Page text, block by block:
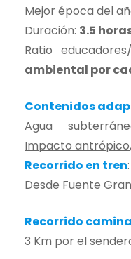
Mejor época del
Duración: 3.5
Ratio
ambiental por
Contenidos
Agua
Impacto antrópico
Recorrido en tren:
Desde Fuente
Recorrido
3 Km por el